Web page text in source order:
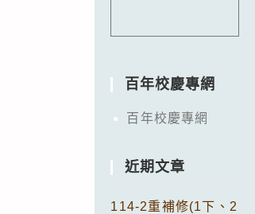
百年校慶專網
百年校慶專網
近期文章
114-2重補修(1下、2